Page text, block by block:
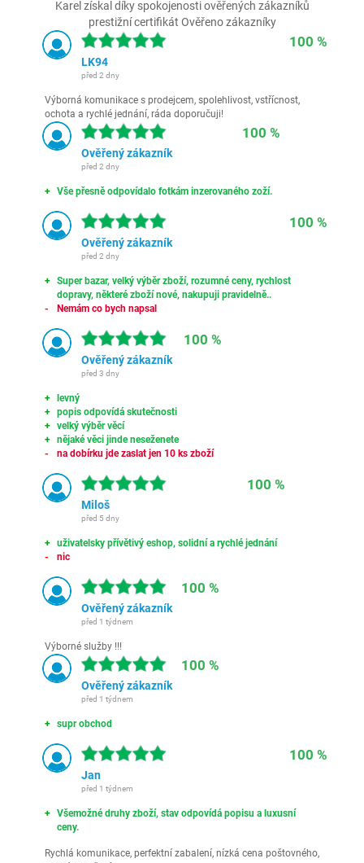
Karel získal díky spokojenosti ověřených zákazníků
prestižní certifikát Ověřeno zákazníky
100 %
LK94
před 2 dny
Výborná komunikace s prodejcem, spolehlivost, vstřícnost,
ochota a rychlé jednání, ráda doporučuji!
100 %
Ověřený zákazník
před 2 dny
Vše přesně odpovídalo fotkám inzerovaného zoží.
100 %
Ověřený zákazník
před 2 dny
Super bazar, velký výběr zboží, rozumné ceny, rychlost
dopravy, některé zboží nové, nakupuji pravidelně..
Nemám co bych napsal
100 %
Ověřený zákazník
před 3 dny
levný
popis odpovídá skutečnosti
velký výběr věcí
nějaké věci jinde neseženete
na dobírku jde zaslat jen 10 ks zboží
100 %
Miloš
před 5 dny
uživatelsky přívětivý eshop, solidní a rychlé jednání
nic
100 %
Ověřený zákazník
před 1 týdnem
Výborné služby !!!
100 %
Ověřený zákazník
před 1 týdnem
supr obchod
100 %
Jan
před 1 týdnem
Všemožné druhy zboží, stav odpovídá popisu a luxusní
ceny.
Rychlá komunikace, perfektní zabalení, nízká cena poštovného,